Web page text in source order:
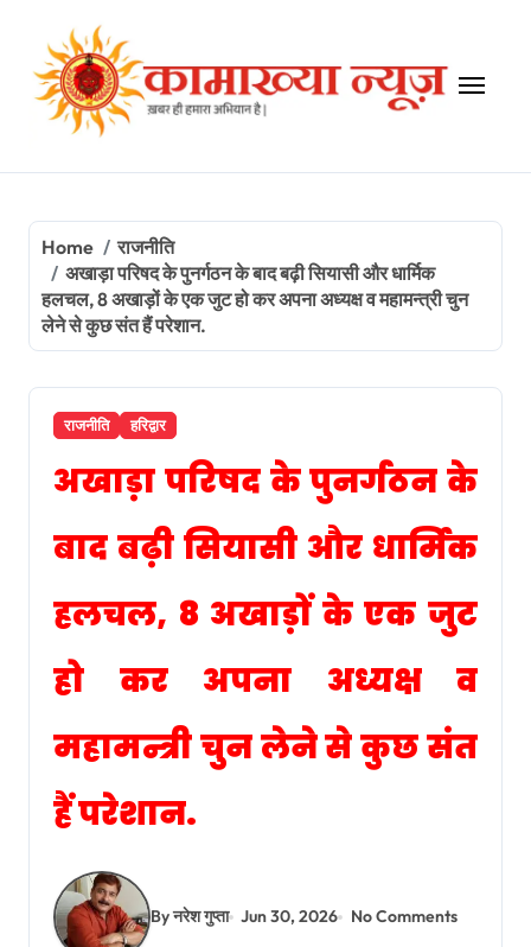
content
Home
राजनीति
अखाड़ा परिषद के पुनर्गठन के बाद बढ़ी सियासी और धार्मिक
हलचल, 8 अखाड़ों के एक जुट हो कर अपना अध्यक्ष व महामन्त्री चुन
लेने से कुछ संत हैं परेशान.
राजनीति हरिद्वार
अखाड़ा परिषद के पुनर्गठन के
बाद बढ़ी सियासी और धार्मिक
हलचल, 8 अखाड़ों के एक जुट
हो कर अपना अध्यक्ष व
महामन्त्री चुन लेने से कुछ संत
हैं परेशान.
By नरेश गुप्ता Jun 30, 2026 No Comments